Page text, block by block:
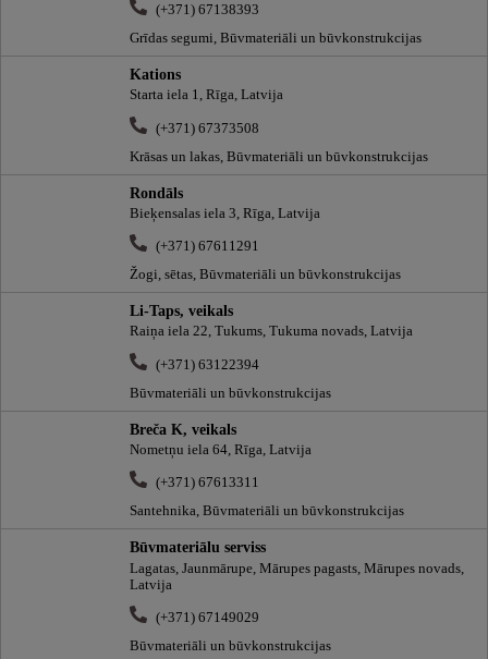
(+371) 67138393
Grīdas segumi, Būvmateriāli un būvkonstrukcijas
Kations
Starta iela 1, Rīga, Latvija
(+371) 67373508
Krāsas un lakas, Būvmateriāli un būvkonstrukcijas
Rondāls
Bieķensalas iela 3, Rīga, Latvija
(+371) 67611291
Žogi, sētas, Būvmateriāli un būvkonstrukcijas
Li-Taps, veikals
Raiņa iela 22, Tukums, Tukuma novads, Latvija
(+371) 63122394
Būvmateriāli un būvkonstrukcijas
Breča K, veikals
Nometņu iela 64, Rīga, Latvija
(+371) 67613311
Santehnika, Būvmateriāli un būvkonstrukcijas
Būvmateriālu serviss
Lagatas, Jaunmārupe, Mārupes pagasts, Mārupes novads,
Latvija
(+371) 67149029
Būvmateriāli un būvkonstrukcijas